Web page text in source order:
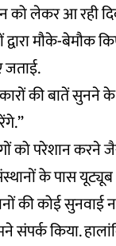
लेकर आ रही
मौके-बेमौक
जताई.
की बातें सुनने के
को परेशान करने
के पास
की कोई सुनवाई
किया.